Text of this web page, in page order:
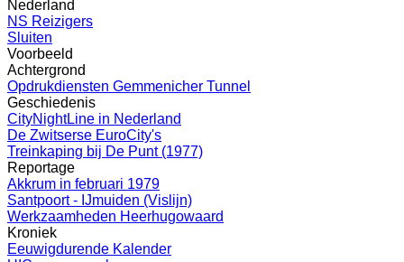
Nederland
NS Reizigers
Sluiten
Voorbeeld
Achtergrond
Opdrukdiensten Gemmenicher Tunnel
Geschiedenis
CityNightLine in Nederland
De Zwitserse EuroCity's
Treinkaping bij De Punt (1977)
Reportage
Akkrum in februari 1979
Santpoort - IJmuiden (Vislijn)
Werkzaamheden Heerhugowaard
Kroniek
Eeuwigdurende Kalender